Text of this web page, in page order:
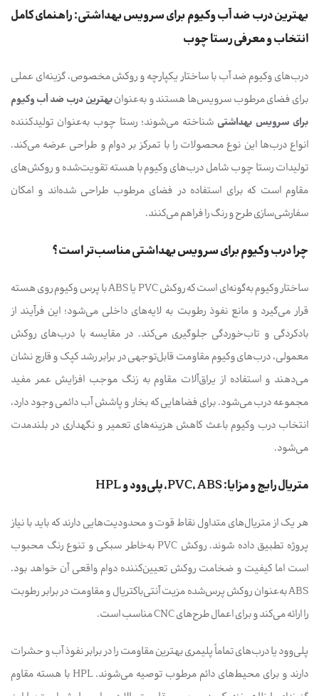
بهترین درب ضد آب وکیوم برای سرویس بهداشتی: راهنمای کامل
انتخاب و معرفی رستا چوب
درب‌های وکیوم ضد آب با ساختار یکپارچه و روکش مخصوص، گزینه‌ای عملی
برای فضای مرطوب سرویس‌ها هستند و به‌عنوانبهترین درب ضد آب وکیوم
برای سرویس بهداشتی شناخته می‌شوند؛ رستا چوب به‌عنوان تولیدکننده
انواع درب‌ها این نوع محصولات را با تمرکز بر دوام و طراحی عرضه می‌کند.
تولیدات رستا چوب شامل درب‌های وکیوم با هسته تقویت‌شده و روکش‌های
مقاوم است که برای استفاده در فضای مرطوب طراحی شده‌اند و امکان
سفارشی‌سازی طرح و رنگ را فراهم می‌کنند.
چرا درب وکیوم برای سرویس بهداشتی مناسب‌تر است؟
ساختار وکیوم به‌گونه‌ای است که روکش PVC یا ABS با پرس وکیوم روی هسته
قرار می‌گیرد و مانع نفوذ رطوبت به لایه‌های داخلی می‌شود؛ این فرآیند از
بادکردگی و تاب‌خوردگی جلوگیری می‌کند. در مقایسه با درب‌های روکش
معمولی، درب‌های وکیوم مقاومت قابل‌توجهی در برابر رشد کپک و قارچ نشان
می‌دهند و استفاده از یراق‌آلات مقاوم به زنگ موجب افزایش عمر مفید
مجموعه درب می‌شود. برای فضاهایی که بخار و پاشش آب دائمی وجود دارد،
انتخاب درب وکیوم باعث کاهش هزینه‌های تعمیر و نگهداری در بلندمدت
می‌شود.
متریال رایج و مزایا: PVC، ABS، پلی‌وود و HPL
هر یک از متریال‌های متداول نقاط قوت و محدودیت‌هایی دارند که باید با نیاز
پروژه تطبیق داده شوند. روکش PVC به‌خاطر سبکی و تنوع رنگ محبوب
است اما کیفیت و ضخامت روکش تعیین‌کننده دوام واقعی آن خواهد بود.
ABS به‌عنوان روکش پرس‌شده مزیت آنتی‌باکتریال و مقاومت در برابر رطوبت
را ارائه می‌کند و برای اعمال طرح‌های CNC مناسب است.
پلی‌وود یا درب‌های تماماً پلیمری بهترین مقاومت را در برابر نفوذ آب و حشرات
دارند و برای محیط‌های دائم مرطوب توصیه می‌شوند. HPL با هسته مقاوم